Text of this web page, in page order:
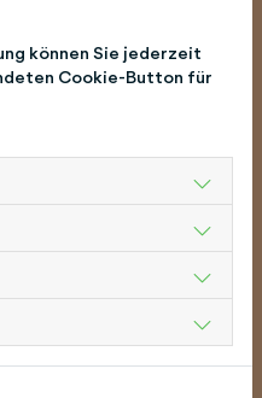
können Sie jederzeit
Cookie-Button für